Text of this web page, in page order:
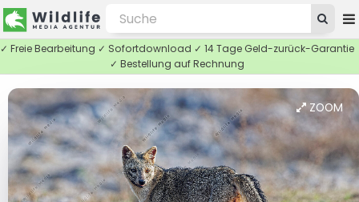
✓ Freie Bearbeitung ✓ Sofortdownload ✓ 14 Tage Geld-zurück-Garantie
✓ Bestellung auf Rechnung
ZOOM